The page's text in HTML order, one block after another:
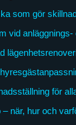
som gör
vid
för
när, hur och